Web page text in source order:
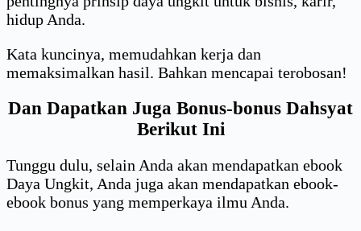
hidup Anda.
Kata kuncinya, memudahkan kerja dan
memaksimalkan hasil. Bahkan mencapai terobosan!
Dan Dapatkan Juga Bonus-bonus Dahsyat
Berikut Ini
Tunggu dulu, selain Anda akan mendapatkan ebook
Daya Ungkit, Anda juga akan mendapatkan ebook-
ebook bonus yang memperkaya ilmu Anda.